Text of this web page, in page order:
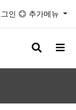
인 추가메뉴
검
버
메
버